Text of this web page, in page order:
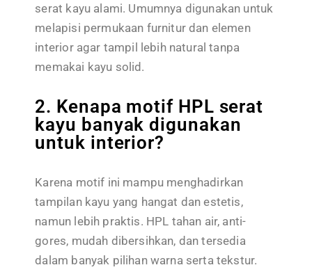
serat kayu alami. Umumnya digunakan untuk
melapisi permukaan furnitur dan elemen
interior agar tampil lebih natural tanpa
memakai kayu solid.
2. Kenapa motif HPL serat
kayu banyak digunakan
untuk interior?
Karena motif ini mampu menghadirkan
tampilan kayu yang hangat dan estetis,
namun lebih praktis. HPL tahan air, anti-
gores, mudah dibersihkan, dan tersedia
dalam banyak pilihan warna serta tekstur.